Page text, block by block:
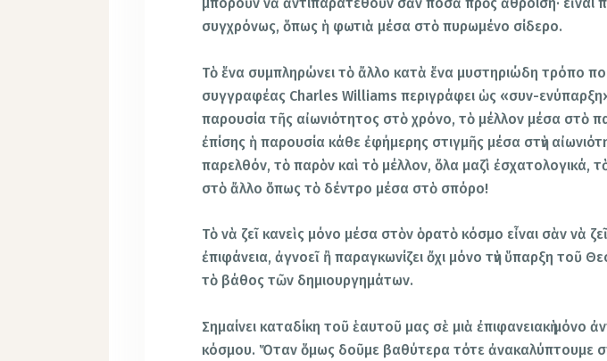
συγχρόνως, ὅπως ἡ φωτιὰ μέσα στὸ πυρωμένο σίδερο.
Τὸ ἕνα συμπληρώνει τὸ ἄλλο κατὰ ἕνα μυστηριώδη τρόπο
συγγραφέας Charles Williams περιγράφει ὡς «συν-
παρουσία τῆς αἰωνιότητος στὸ χρόνο, τὸ μέλλον μέσα στὸ
ἐπίσης ἡ παρουσία κάθε ἐφήμερης στιγμῆς μέσα στὴν
παρελθόν, τὸ παρὸν καὶ τὸ μέλλον, ὅλα μαζὶ ἐσχατολογικά,
στὸ ἄλλο ὅπως τὸ δέντρο μέσα στὸ σπόρο!
Τὸ νὰ ζεῖ κανεὶς μόνο μέσα στὸν ὁρατὸ κόσμο εἶναι σὰν νὰ ζεῖ
ἐπιφάνεια, ἀγνοεῖ ἢ παραγκωνίζει ὄχι μόνο τὴν ὕπαρξη τοῦ
τὸ βάθος τῶν δημιουργημάτων.
Σημαίνει καταδίκη τοῦ ἑαυτοῦ μας σὲ μιὰ ἐπιφανειακὴ μόνο
κόσμου. Ὅταν ὅμως δοῦμε βαθύτερα τότε ἀνακαλύπτουμε